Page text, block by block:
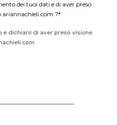
dei tuoi dati e di aver preso
ariannachieli.com ?*
dichiaro di aver preso visione